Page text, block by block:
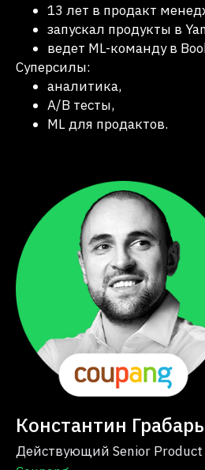
13 лет в продакт
запускал продукты в
ведет ML-команду в
Суперсилы:
аналитика,
A/B тесты,
ML для продактов.
Константин Грабарь
Действующий Senior Product